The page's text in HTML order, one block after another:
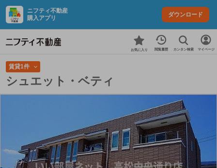
ニフティ不動産
購入アプリ
ダウンロード
お気に入り 閲覧履歴 カンタン検索 マイページ
賃貸1件
シュエット・ベティ